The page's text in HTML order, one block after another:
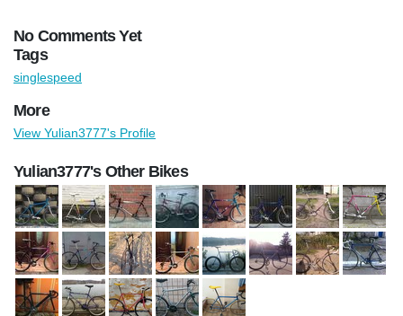
No Comments Yet
Tags
singlespeed
More
View Yulian3777's Profile
Yulian3777's Other Bikes